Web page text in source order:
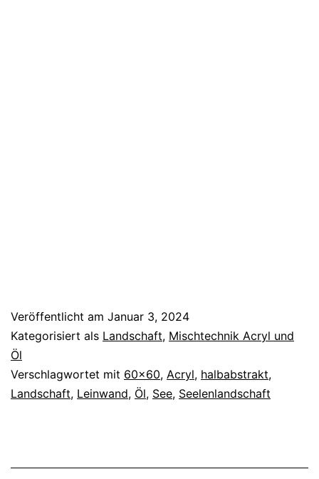
Veröffentlicht am Januar 3, 2024
Kategorisiert als Landschaft, Mischtechnik Acryl und
Öl
Verschlagwortet mit 60x60, Acryl, halbabstrakt,
Landschaft, Leinwand, Öl, See, Seelenlandschaft